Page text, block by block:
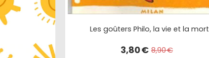
Les goûters Philo, la vie et la mort
3,80€ 8,90€